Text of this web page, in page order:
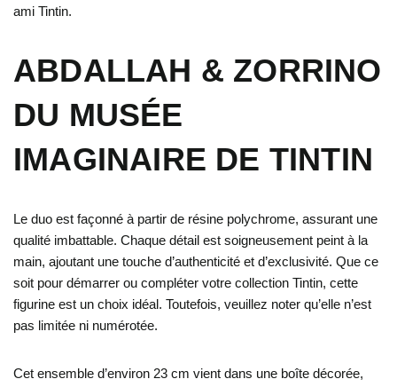
ami Tintin.
ABDALLAH & ZORRINO
DU MUSÉE
IMAGINAIRE DE TINTIN
Le duo est façonné à partir de résine polychrome, assurant une
qualité imbattable. Chaque détail est soigneusement peint à la
main, ajoutant une touche d’authenticité et d’exclusivité. Que ce
soit pour démarrer ou compléter votre collection Tintin, cette
figurine est un choix idéal. Toutefois, veuillez noter qu’elle n’est
pas limitée ni numérotée.
Cet ensemble d’environ 23 cm vient dans une boîte décorée,